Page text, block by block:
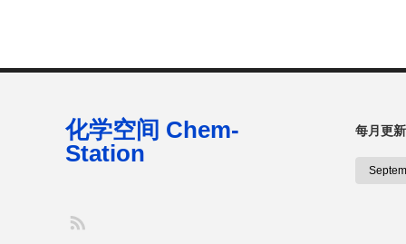
每月更新
化学空间 Chem-
Station